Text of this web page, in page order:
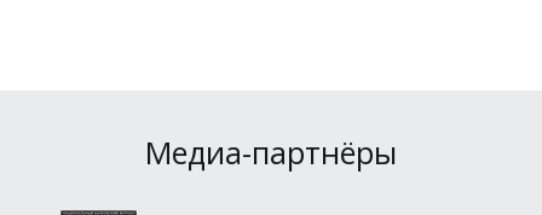
Медиа-партнёры